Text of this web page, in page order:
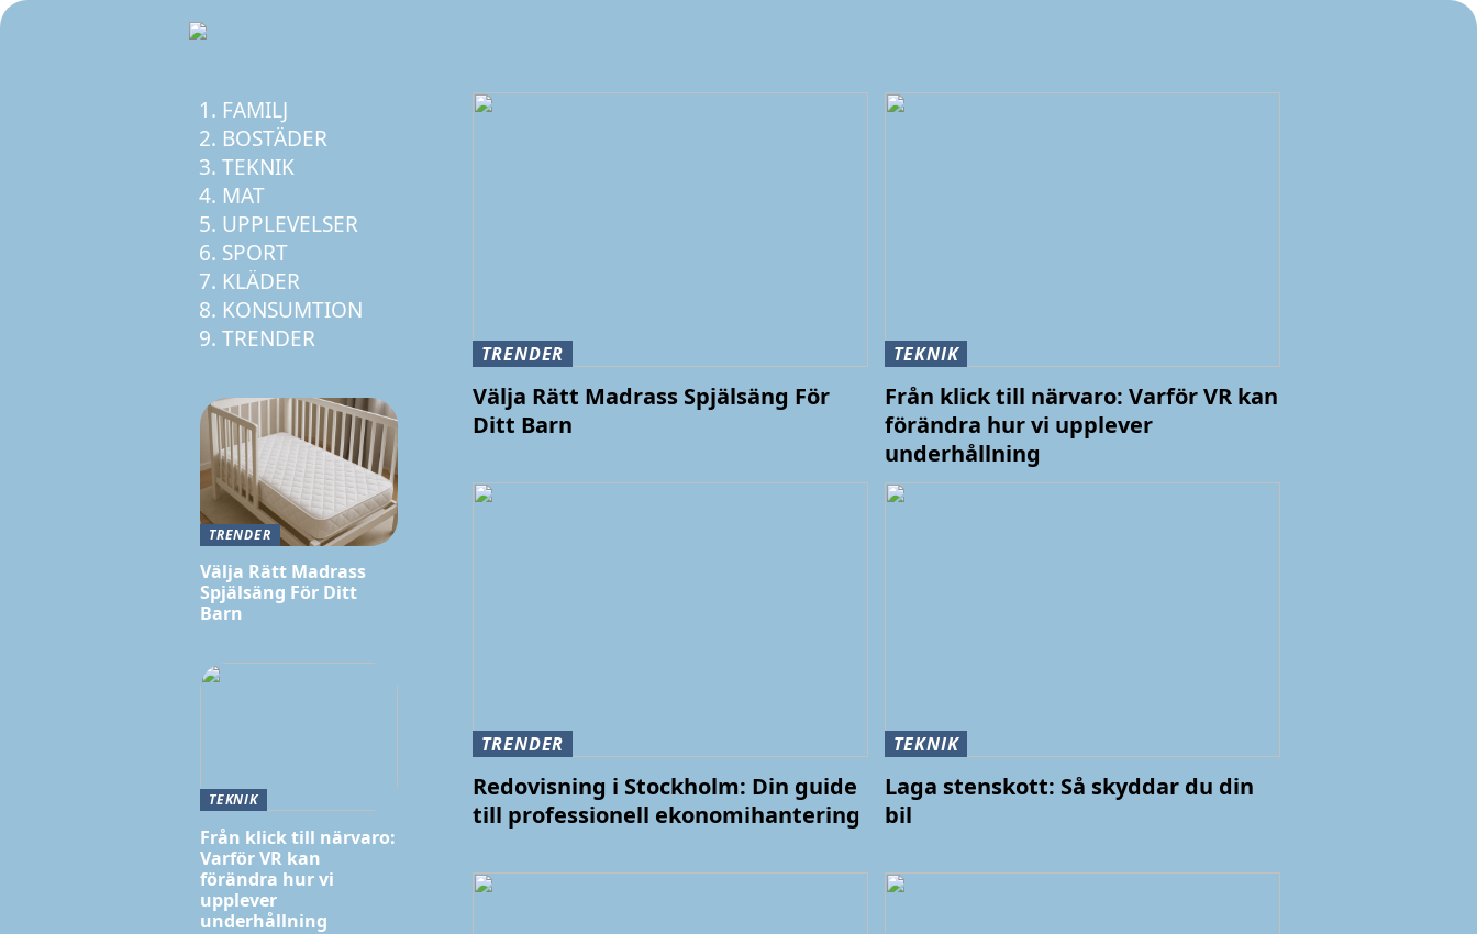
TRENDER
Välja Rätt Madrass Spjälsäng För
Ditt Barn
TEKNIK
Från klick till närvaro: Varför VR kan
förändra hur vi upplever
underhållning
TRENDER
Redovisning i Stockholm: Din guide
till professionell ekonomihantering
TEKNIK
Laga stenskott: Så skyddar du din
bil
FAMILJ
BOSTÄDER
TEKNIK
MAT
UPPLEVELSER
SPORT
KLÄDER
KONSUMTION
TRENDER
TRENDER
Välja Rätt Madrass
Spjälsäng För Ditt
Barn
TEKNIK
Från klick till närvaro:
Varför VR kan
förändra hur vi
upplever
underhållning